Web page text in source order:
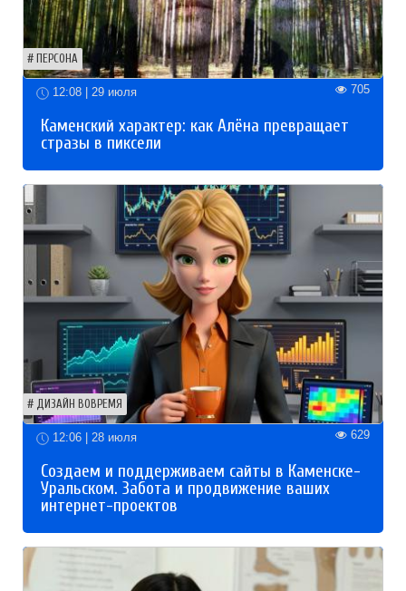
ПЕРСОНА
12:08 | 29 июля 705
Каменский характер: как Алёна превращает
стразы в пиксели
ДИЗАЙН ВОВРЕМЯ
12:06 | 28 июля 629
Создаем и поддерживаем сайты в Каменске-
Уральском. Забота и продвижение ваших
интернет-проектов